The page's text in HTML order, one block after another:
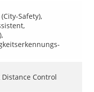
Safety),
Control